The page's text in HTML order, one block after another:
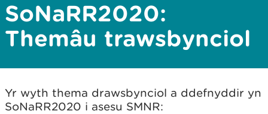
SoNaRR2020:
Themâu trawsbynciol
Yr wyth thema drawsbynciol a ddefnyddir yn
SoNaRR2020 i asesu SMNR: